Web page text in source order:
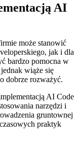
AI
może stanowić
jak i dla
bardzo pomocna w
wiąże się
⁤dobrze ​rozważyć.
AI Code
​narzędzi i
gruntownej
praktyk